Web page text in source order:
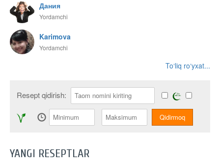
Дания
Yordamchi
Karimova
Yordamchi
To‘liq ro‘yxat...
Resept qidirish:
YANGI RESEPTLAR